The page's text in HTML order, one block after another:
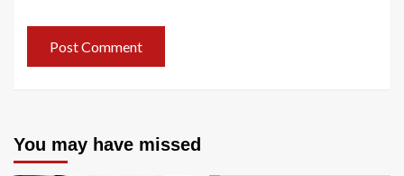
You may have missed